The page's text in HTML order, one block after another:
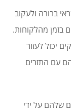
ברורה ולעקוב
בזמן מהלקוחות.
יכול לעזור
עם התזרים
שלהם על ידי